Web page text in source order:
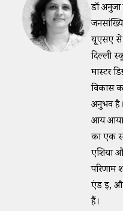
डॉ
यूएसए से
दिल्ली
मास्टर
विकास
अनुभव
आय
का एक
एशिया
परिणाम
एंड ई,
हैं।